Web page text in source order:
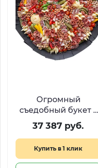
Огромный
съедобный букет с
закусками «Римские
каникулы»
37 387 руб.
Купить в 1 клик